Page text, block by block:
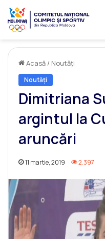
Acasă / Noutăți
Noutăți
Dimitriana
argintul la
aruncări
11 martie, 2019 2.397